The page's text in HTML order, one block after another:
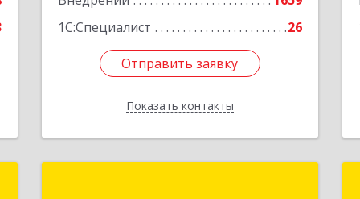
1С:Специалист
26
Отправить заявку
Показать контакты
Отправить заявку
Назад